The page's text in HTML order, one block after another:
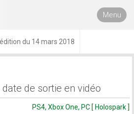
Menu
édition du 14 mars 2018
de sortie en vidéo
PS4, Xbox One, PC [ Holospark ]